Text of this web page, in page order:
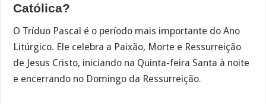
Católica?
O Tríduo Pascal é o período mais importante do Ano
Litúrgico. Ele celebra a Paixão, Morte e Ressurreição
de Jesus Cristo, iniciando na Quinta-feira Santa à noite
e encerrando no Domingo da Ressurreição.